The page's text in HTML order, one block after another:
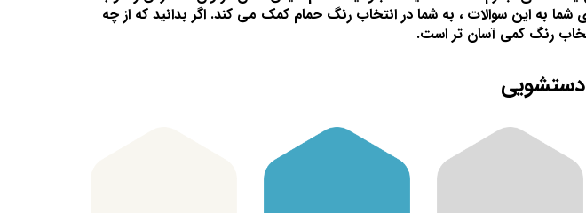
شما به این سوالات ، به شما در انتخاب رنگ حمام کمک می کند. اگر بدانید که از چه
رنگ کمی آسان تر است.